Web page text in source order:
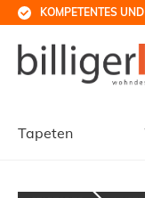
KOMPETENTES
Tapeten